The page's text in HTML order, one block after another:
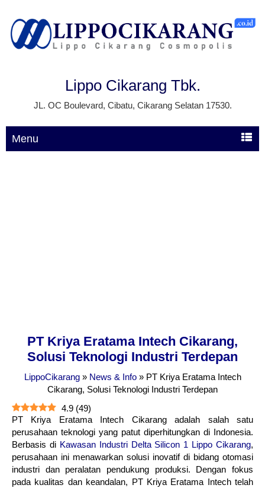
Lippo Cikarang Tbk.
JL. OC Boulevard, Cibatu, Cikarang Selatan 17530.
Menu
PT Kriya Eratama Intech Cikarang,
Solusi Teknologi Industri Terdepan
LippoCikarang» News & Info» PT Kriya Eratama Intech
Cikarang, Solusi Teknologi Industri Terdepan
4.9 (49)
PT Kriya Eratama Intech Cikarang adalah salah satu
perusahaan teknologi yang patut diperhitungkan di Indonesia.
Berbasis di Kawasan Industri Delta Silicon 1 Lippo Cikarang,
perusahaan ini menawarkan solusi inovatif di bidang otomasi
industri dan peralatan pendukung produksi. Dengan fokus
pada kualitas dan keandalan, PT Kriya Eratama Intech telah